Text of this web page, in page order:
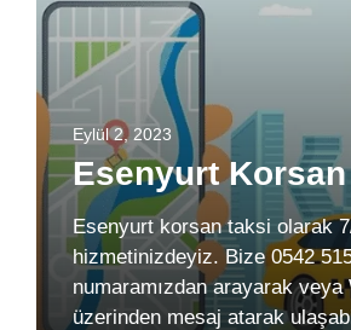
Eylül 2, 2023
Esenyurt Korsan
Esenyurt korsan taksi olarak
hizmetinizdeyiz. Bize 0542
numaramızdan arayarak veya
üzerinden mesaj atarak